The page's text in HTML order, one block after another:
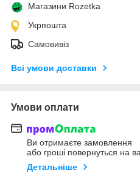
Магазини Rozetka
Укрпошта
Самовивіз
Всі умови доставки
Умови оплати
Ви отримаєте замовлення
або гроші повернуться на
Детальніше